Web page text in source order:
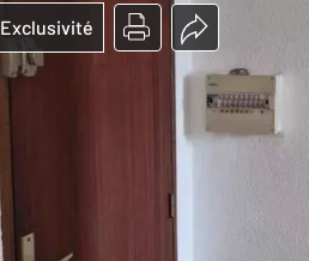
Exclusivité